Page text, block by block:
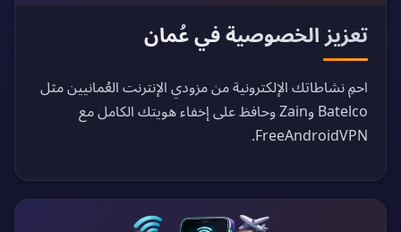
تعزيز الخصوصية في عُمان
احمِ نشاطاتك الإلكترونية من مزودي الإنترنت العُمانيين مثل
Batelco وZain وحافظ على إخفاء هويتك الكامل مع
FreeAndroidVPN.